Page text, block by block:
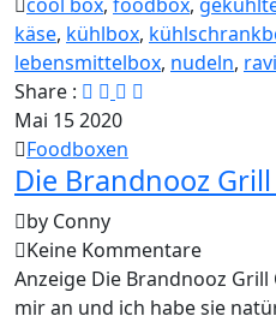
käse, kühlbox,
lebensmittelbox, nudeln,
Share :
Mai 152020
Foodboxen
Die Brandnooz
by Conny
Keine Kommentare
Anzeige Die Brandnooz
mir an und ich habe sie